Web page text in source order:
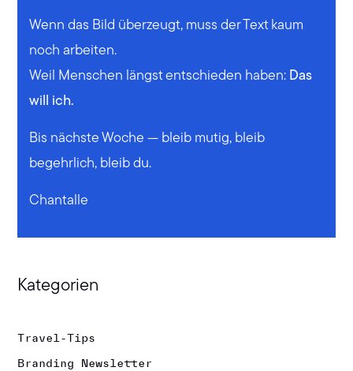
Wenn das Bild überzeugt, muss der Text kaum
noch arbeiten.
Weil Menschen längst entschieden haben: Das
will ich.
Bis nächste Woche — bleib mutig, bleib
begehrlich, bleib du.
Chantalle
Kategorien
Travel-Tips
Branding Newsletter